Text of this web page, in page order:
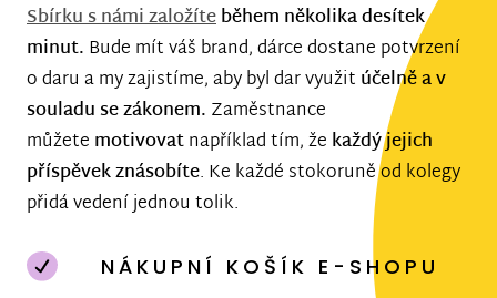
Sbírku s námi založíteběhem několika desítek
minut. Bude mít váš brand, dárce dostane potvrzení
o daru a my zajistíme, aby byl dar využit účelně a v
souladu se zákonem. Zaměstnance
můžete motivovatnapříklad tím, že každý jejich
příspěvek znásobíte. Ke každé stokoruně od kolegy
přidá vedení jednou tolik.
NÁKUPNÍ KOŠÍK E-SHOPU